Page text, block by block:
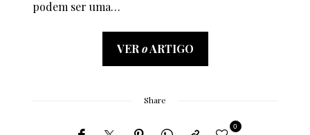
podem ser uma…
VER oARTIGO
Share
0